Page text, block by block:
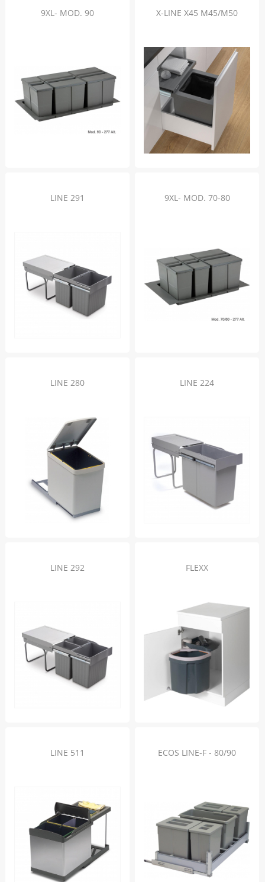
9XL- MOD. 90 X-LINE X45 M45/M50
LINE 291 9XL- MOD. 70-80
LINE 280 LINE 224
LINE 292 FLEXX
LINE 511 ECOS LINE-F - 80/90